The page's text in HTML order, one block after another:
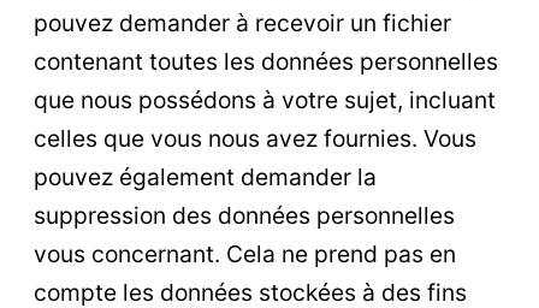
pouvez demander à recevoir un fichier
contenant toutes les données personnelles
que nous possédons à votre sujet, incluant
celles que vous nous avez fournies. Vous
pouvez également demander la
suppression des données personnelles
vous concernant. Cela ne prend pas en
compte les données stockées à des fins